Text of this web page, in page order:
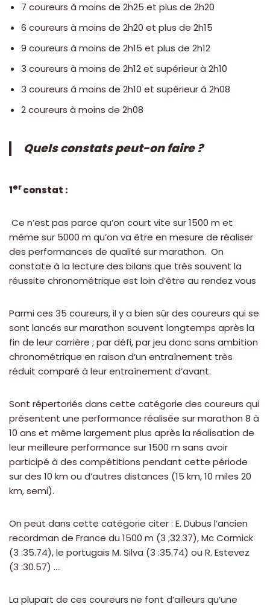
7 coureurs à moins de 2h25 et plus de 2h20
6 coureurs à moins de 2h20 et plus de 2h15
9 coureurs à moins de 2h15 et plus de 2h12
3 coureurs à moins de 2h12 et supérieur à 2h10
3 coureurs à moins de 2h10 et supérieur à 2h08
2 coureurs à moins de 2h08
Quels constats peut-on faire ?
1erconstat :
Ce n’est pas parce qu’on court vite sur 1500 m et
même sur 5000 m qu’on va être en mesure de réaliser
des performances de qualité sur marathon. On
constate à la lecture des bilans que très souvent la
réussite chronométrique est loin d’être au rendez vous
Parmi ces 35 coureurs, il y a bien sûr des coureurs qui se
sont lancés sur marathon souvent longtemps après la
fin de leur carrière ; par défi, par jeu donc sans ambition
chronométrique en raison d’un entraînement très
réduit comparé à leur entraînement d’avant.
Sont répertoriés dans cette catégorie des coureurs qui
présentent une performance réalisée sur marathon 8 à
10 ans et même largement plus après la réalisation de
leur meilleure performance sur 1500 m sans avoir
participé à des compétitions pendant cette période
sur des 10 km ou d’autres distances (15 km, 10 miles 20
km, semi).
On peut dans cette catégorie citer : E. Dubus l’ancien
recordman de France du 1500 m (3 ;32.37), Mc Cormick
(3 :35.74), le portugais M. Silva (3 :35.74) ou R. Estevez
(3 :30.57) ….
La plupart de ces coureurs ne font d’ailleurs qu’une